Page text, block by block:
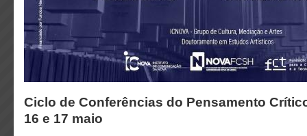
Ciclo de Conferências do Pensamento
16 e 17 maio